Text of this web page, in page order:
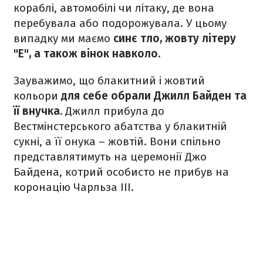
кораблі, автомобілі чи літаку, де вона
перебувала або подорожувала. У цьому
випадку ми маємо синє тло, жовту літеру
"E", а також вінок навколо.
Зауважимо, що блакитний і жовтий
кольори для себе обрали Джилл Байден та
її внучка. Джилл прибула до
Вестмінстерського абатства у блакитній
сукні, а її онука – жовтій. Вони спільно
представлятимуть на церемонії Джо
Байдена, котрий особисто не прибув на
коронацію Чарльза ІІІ.